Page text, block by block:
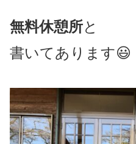
無料休憩所と
書いてあります😃